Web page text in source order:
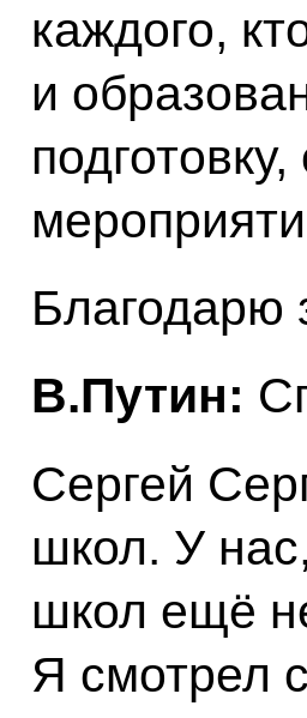
каждого,
и
Благодарю
В.Путин:
Сергей
школ. У
школ ещё
Я смотрел